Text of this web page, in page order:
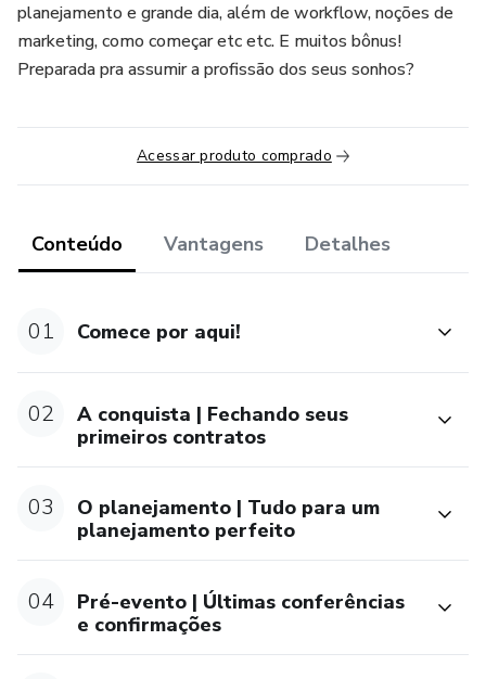
planejamento e grande dia, além de workflow, noções de
marketing, como começar etc etc. E muitos bônus!
Preparada pra assumir a profissão dos seus sonhos?
Acessar produto comprado
Conteúdo Vantagens Detalhes
01 Comece por aqui!
02
A conquista | Fechando seus
primeiros contratos
03
O planejamento | Tudo para um
planejamento perfeito
04
Pré-evento | Últimas conferências
e confirmações